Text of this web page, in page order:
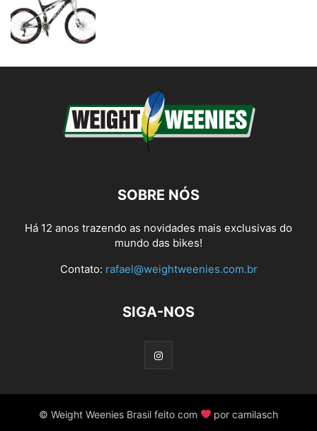
SOBRE NÓS
Há 12 anos trazendo as novidades mais exclusivas do
mundo das bikes!
Contato: rafael@weightweenies.com.br
SIGA-NOS
© Weight Weenies Brasil feito com por camilasch